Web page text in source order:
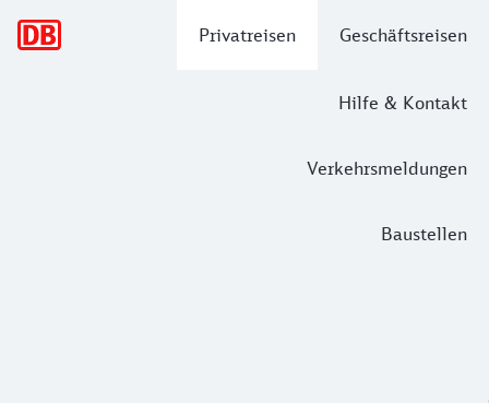
Privatreisen Geschäftsreisen
Hilfe & Kontakt
Verkehrsmeldungen
Baustellen